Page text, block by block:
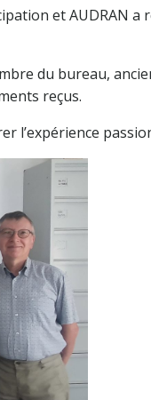
et AUDRAN a
du bureau,
reçus.
l’expérience